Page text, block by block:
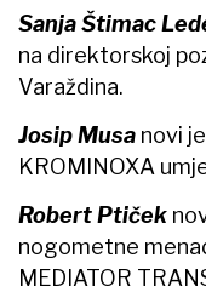
Sanja Štimac
na direktorskoj
Varaždina.
Josip Musa novi
KROMINOXA
Robert Ptiček
nogometne
MEDIATOR